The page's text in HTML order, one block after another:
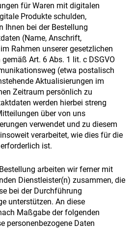
für Waren mit digitalen
Produkte schulden,
Ihnen bei der Bestellung
(Name, Anschrift,
Rahmen unserer gesetzlichen
Art. 6 Abs. 1 lit. c DSGVO
(etwa postalisch
Aktualisierungen im
Zeitraum persönlich zu
werden hierbei streng
über von uns
verwendet und zu diesem
verarbeitet, wie dies für die
ist.
arbeiten wir ferner mit
Dienstleister(n) zusammen, die
bei der Durchführung
unterstützen. An diese
Maßgabe der folgenden
personenbezogene Daten